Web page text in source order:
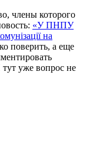
члены которого
«У ПНПУ
на
поверить, а еще
уже вопрос не